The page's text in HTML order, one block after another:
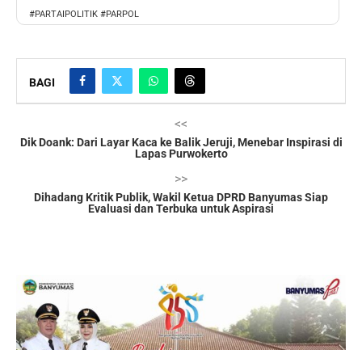
#PARTAIPOLITIK #PARPOL
BAGI
<<
Dik Doank: Dari Layar Kaca ke Balik Jeruji, Menebar Inspirasi di
Lapas Purwokerto
>>
Dihadang Kritik Publik, Wakil Ketua DPRD Banyumas Siap
Evaluasi dan Terbuka untuk Aspirasi